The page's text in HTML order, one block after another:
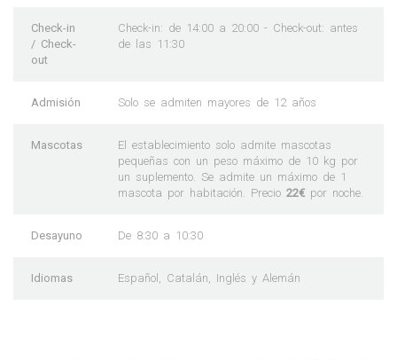
Check-in
/ Check-
out
Check-in: de 14:00 a 20:00 - Check-out: antes
de las 11:30
Admisión Solo se admiten mayores de 12 años
Mascotas
El establecimiento solo admite mascotas
pequeñas con un peso máximo de 10 kg por
un suplemento. Se admite un máximo de 1
mascota por habitación. Precio 22€ por noche.
Desayuno De 8:30 a 10:30
Idiomas Español, Catalán, Inglés y Alemán